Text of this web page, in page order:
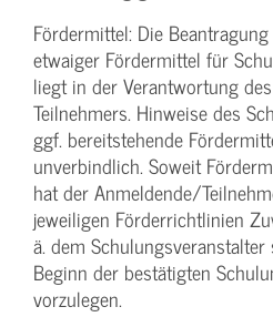
Fördermittel: Die
etwaiger Fördermittel für
liegt in der Verantwortung
Teilnehmers. Hinweise des
ggf. bereitstehende
unverbindlich. Soweit
hat der Anmeldende/­
jeweiligen Förderrichtlinien
ä. dem
Beginn der bestätigten
vorzulegen.